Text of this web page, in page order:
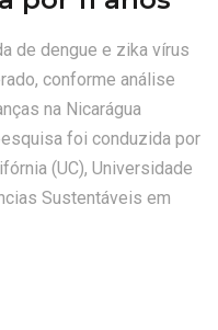
de dengue e zika vírus
conforme análise
na Nicarágua
foi conduzida por
(UC), Universidade
Sustentáveis ​​em